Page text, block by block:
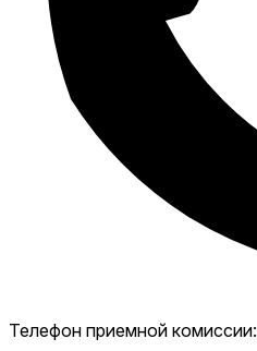
Телефон приемной комиссии: